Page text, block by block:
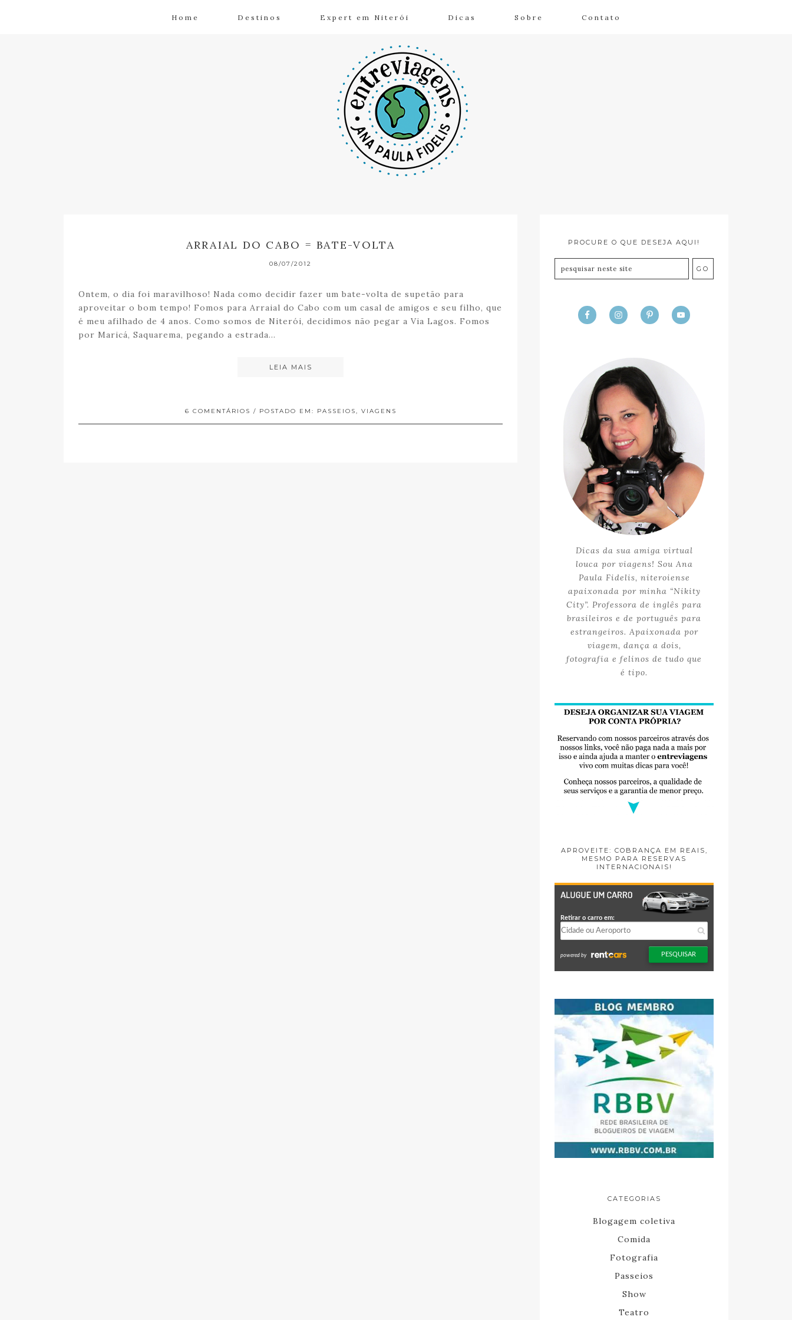
Home Destinos Expert em Niterói Dicas Sobre Contato
ARRAIAL DO CABO = BATE-VOLTA
08/07/2012
Ontem, o dia foi maravilhoso! Nada como decidir fazer um bate-volta de supetão para
aproveitar o bom tempo! Fomos para Arraial do Cabo com um casal de amigos e seu filho, que
é meu afilhado de 4 anos. Como somos de Niterói, decidimos não pegar a Via Lagos. Fomos
por Maricá, Saquarema, pegando a estrada…
LEIA MAIS
6 COMENTÁRIOS / POSTADO EM: PASSEIOS, VIAGENS
PROCURE O QUE DESEJA AQUI!
Dicas da sua amiga virtual
louca por viagens! Sou Ana
Paula Fidelis, niteroiense
apaixonada por minha “Nikity
City”. Professora de inglês para
brasileiros e de português para
estrangeiros. Apaixonada por
viagem, dança a dois,
fotografia e felinos de tudo que
é tipo.
APROVEITE: COBRANÇA EM REAIS,
MESMO PARA RESERVAS
INTERNACIONAIS!
CATEGORIAS
Blogagem coletiva
Comida
Fotografia
Passeios
Show
Teatro